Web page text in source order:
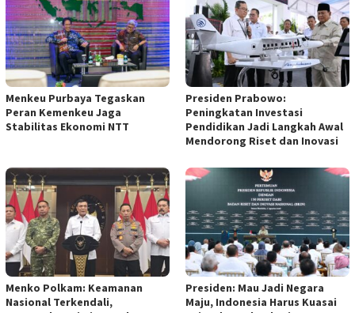
Menkeu Purbaya Tegaskan
Peran Kemenkeu Jaga
Stabilitas Ekonomi NTT
Presiden Prabowo:
Peningkatan Investasi
Pendidikan Jadi Langkah Awal
Mendorong Riset dan Inovasi
Menko Polkam: Keamanan
Nasional Terkendali,
Presiden: Mau Jadi Negara
Maju, Indonesia Harus Kuasai